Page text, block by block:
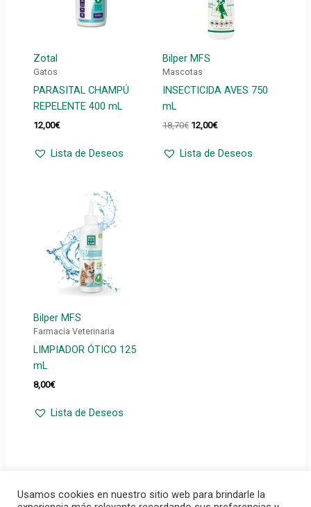
Zotal
Gatos
PARASITAL CHAMPÚ
REPELENTE 400 mL
12,00€
Lista de Deseos
Bilper MFS
Mascotas
INSECTICIDA AVES 750
mL
18,70€ El
original
era:
12,00€El
actual
es:
Lista de Deseos
Bilper MFS
Farmacia Veterinaria
LIMPIADOR ÓTICO 125
mL
8,00€
Lista de Deseos
Usamos cookies en nuestro sitio web para brindarle la